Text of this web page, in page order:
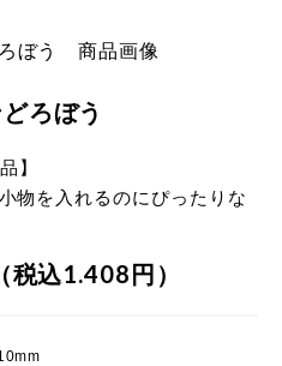
ろぼう
】
物を入れるのにぴったりな
込1.408円）